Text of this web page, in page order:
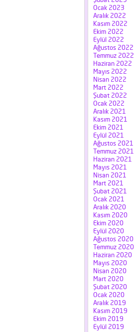
Ocak 2023
Aralık 2022
Kasım 2022
Ekim 2022
Eylül 2022
Ağustos 2022
Temmuz 2022
Haziran 2022
Mayıs 2022
Nisan 2022
Mart 2022
Şubat 2022
Ocak 2022
Aralık 2021
Kasım 2021
Ekim 2021
Eylül 2021
Ağustos 2021
Temmuz 2021
Haziran 2021
Mayıs 2021
Nisan 2021
Mart 2021
Şubat 2021
Ocak 2021
Aralık 2020
Kasım 2020
Ekim 2020
Eylül 2020
Ağustos 2020
Temmuz 2020
Haziran 2020
Mayıs 2020
Nisan 2020
Mart 2020
Şubat 2020
Ocak 2020
Aralık 2019
Kasım 2019
Ekim 2019
Eylül 2019